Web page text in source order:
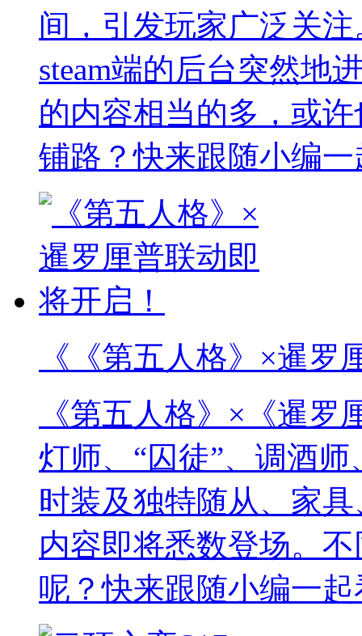
间，引发玩家广泛关
steam端的后台突然地
的内容相当的多，或
铺路？快来跟随小编
《《第五人格》×暹罗
《第五人格》×《暹
灯师、“囚徒”、调酒
时装及独特随从、家
内容即将悉数登场。
呢？快来跟随小编一